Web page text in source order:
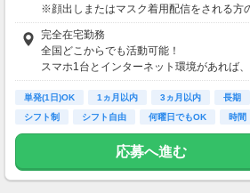
※顔出しまたはマスク着用配信をされる方
酬基準となります
【収入例】
■事務職Aさん（週3日・月50時間程度）
月収8万円～15万円
月収15万円～25万円
■主婦Cさん（月100時間程度）
月収20万円以上
現在活躍中のライバーの多くは会社員や主
方。
本業や家庭と両立しながら副業として活動
完全在宅勤務
全国どこからでも活動可能！
スマホ1台とインターネット環境があれば
自宅からスタートできます。
通勤時間ゼロだから、本業やプライベート
両立もラクラク♪
単発(1日)OK 1ヵ月以内 3ヵ月以内 長期
シフト制
シフト自由 何曜日でもOK 時間
応募へ進む